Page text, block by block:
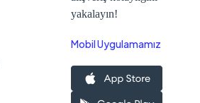
yakalayın!
Mobil Uygulamamız